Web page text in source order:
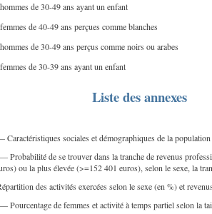
de 30-49 ans ayant un enfant
de 40-49 ans perçues comme blanches
de 30-49 ans perçus comme noirs ou arabes
de 30-39 ans ayant un enfant
Liste des annexes
sociales et démographiques de la population
Probabilité de se trouver dans la tranche de revenus
ou la plus élevée (>=152 401 euros), selon le sexe, la
des activités exercées selon le sexe (en %) et
Pourcentage de femmes et activité à temps partiel selon la